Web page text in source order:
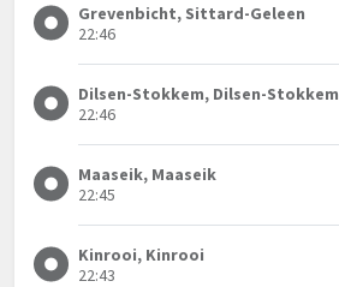
Grevenbicht, Sittard-Geleen
22:46
Dilsen-Stokkem, Dilsen-Stokkem
22:46
Maaseik, Maaseik
22:45
Kinrooi, Kinrooi
22:43